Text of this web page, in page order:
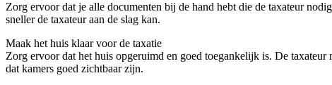
Zorg ervoor dat je alle documenten bij de hand hebt die de taxateur
sneller de taxateur aan de slag kan.
Maak het huis klaar voor de taxatie
Zorg ervoor dat het huis opgeruimd en goed toegankelijk is. De
dat kamers goed zichtbaar zijn.